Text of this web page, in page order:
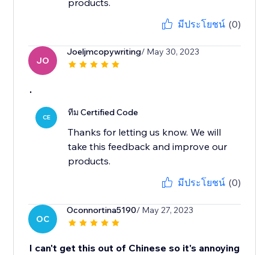
products.
มีประโยชน์ (0)
JO
Joeljmcopywriting/ May 30, 2023
.
CE ทีม Certified Code
Thanks for letting us know. We will
take this feedback and improve our
products.
มีประโยชน์ (0)
OC
Oconnortina5190/ May 27, 2023
I can't get this out of Chinese so it's annoying